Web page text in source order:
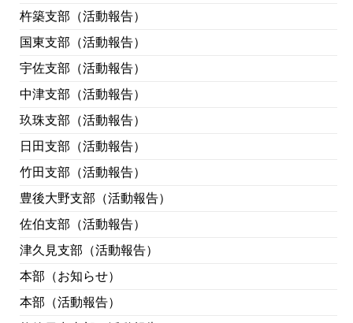
杵築支部（活動報告）
国東支部（活動報告）
宇佐支部（活動報告）
中津支部（活動報告）
玖珠支部（活動報告）
日田支部（活動報告）
竹田支部（活動報告）
豊後大野支部（活動報告）
佐伯支部（活動報告）
津久見支部（活動報告）
本部（お知らせ）
本部（活動報告）